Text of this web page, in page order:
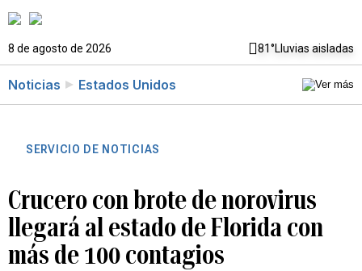
8 de agosto de 2026 81°Lluvias aisladas
Noticias Estados Unidos
SERVICIO DE NOTICIAS
Crucero con brote de norovirus
llegará al estado de Florida con
más de 100 contagios